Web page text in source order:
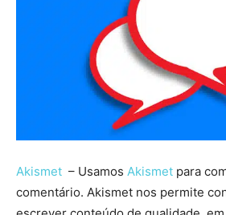
Akismet – Usamos Akismet para
comentário. Akismet nos permite